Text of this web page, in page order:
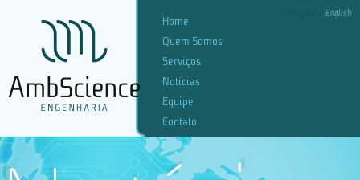
English
Home
Quem Somos
Serviços
Notícias
Equipe
Contato